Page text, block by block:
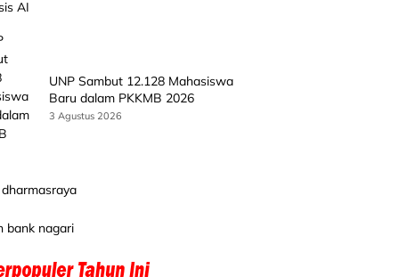
UNP Sambut 12.128 Mahasiswa
Baru dalam PKKMB 2026
3 Agustus 2026